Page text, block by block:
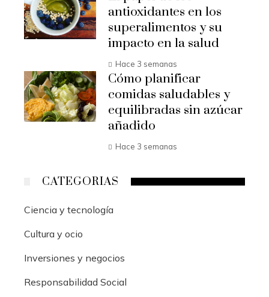
antioxidantes en los
superalimentos y su
impacto en la salud
Hace 3 semanas
Cómo planificar
comidas saludables y
equilibradas sin azúcar
añadido
Hace 3 semanas
CATEGORIAS
Ciencia y tecnología
Cultura y ocio
Inversiones y negocios
Responsabilidad Social